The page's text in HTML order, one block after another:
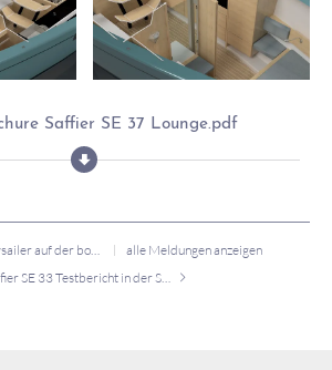
Saffier SE 37 Lounge.pdf
Vier Saffier Daysailer auf der boot 2017
alle Meldungen anzeigen
Saffier SE 33 Testbericht in der Segler-Zeitung